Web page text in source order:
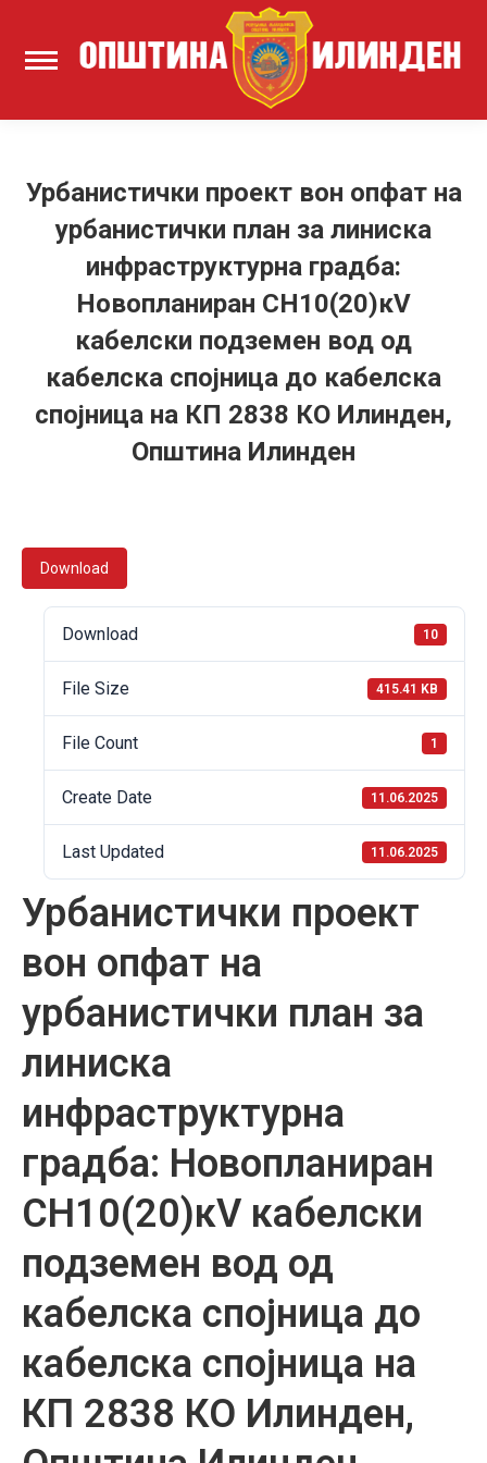
Урбанистички проект вон опфат на
урбанистички план за линиска
инфраструктурна градба:
Новопланиран СН10(20)кV
кабелски подземен вод од
кабелска спојница до кабелска
спојница на КП 2838 КО Илинден,
Општина Илинден
Download
Download 10
File Size 415.41 KB
File Count 1
Create Date 11.06.2025
Last Updated 11.06.2025
Урбанистички проект
вон опфат на
урбанистички план за
линиска
инфраструктурна
градба: Новопланиран
СН10(20)кV кабелски
подземен вод од
кабелска спојница до
кабелска спојница на
КП 2838 КО Илинден,